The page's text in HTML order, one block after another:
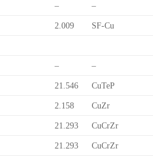
– –
2.009 SF-Cu
– –
21.546 CuTeP
2.158 CuZr
21.293 CuCrZr
21.293 CuCrZr